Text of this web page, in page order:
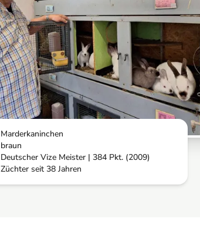
Marderkaninchen
braun
Deutscher Vize Meister | 384 Pkt. (2009)
Züchter seit 38 Jahren